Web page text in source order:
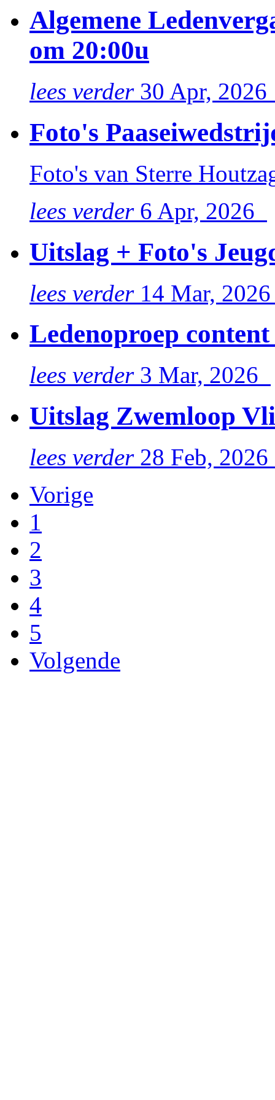
Algemene
om 20:00u
lees verder 30 Apr,
Foto's
Foto's van Sterre
lees verder 6 Apr, 2026
Uitslag + Foto's
lees verder 14 Mar,
Ledenoproep
lees verder 3 Mar, 2026
Uitslag Zwemloop
lees verder 28 Feb,
Vorige
1
2
3
4
5
Volgende